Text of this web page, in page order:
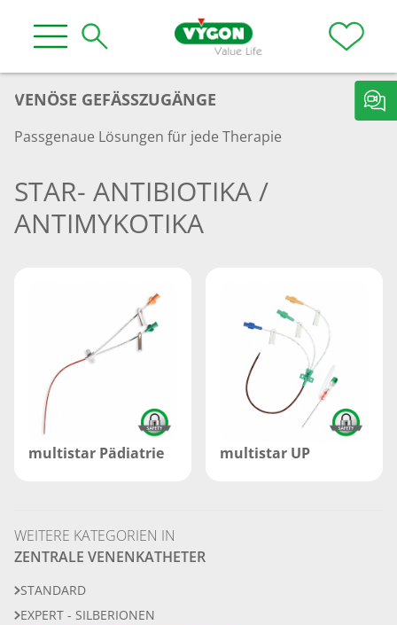
VENÖSE GEFÄSSZUGÄNGE
Passgenaue Lösungen für jede Therapie
STAR- ANTIBIOTIKA /
ANTIMYKOTIKA
multistar Pädiatrie multistar UP
WEITERE KATEGORIEN IN
ZENTRALE VENENKATHETER
STANDARD
EXPERT - SILBERIONEN